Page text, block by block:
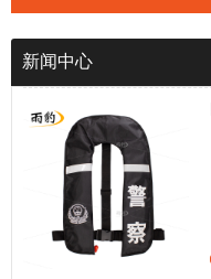
新闻中心